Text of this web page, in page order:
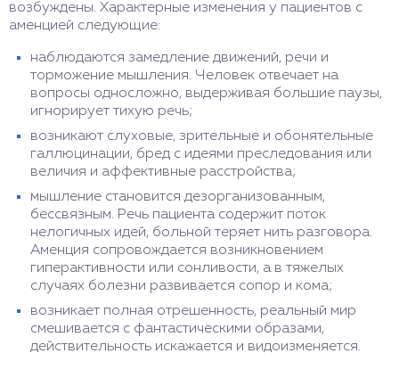
возбуждены. Характерные изменения у пациентов с
аменцией следующие:
наблюдаются замедление движений, речи и
торможение мышления. Человек отвечает на
вопросы односложно, выдерживая большие паузы,
игнорирует тихую речь;
возникают слуховые, зрительные и обонятельные
галлюцинации, бред с идеями преследования или
величия и аффективные расстройства;
мышление становится дезорганизованным,
бессвязным. Речь пациента содержит поток
нелогичных идей, больной теряет нить разговора.
Аменция сопровождается возникновением
гиперактивности или сонливости, а в тяжелых
случаях болезни развивается сопор и кома;
возникает полная отрешенность, реальный мир
смешивается с фантастическими образами,
действительность искажается и видоизменяется.